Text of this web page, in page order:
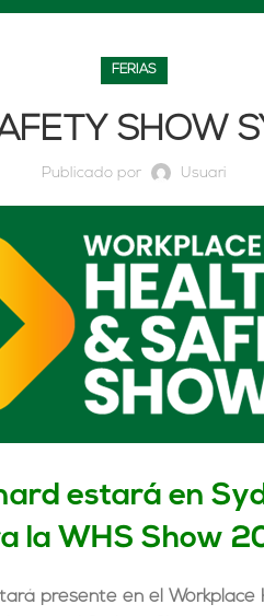
FERIAS
SHOW
Publicado por Usuari
estará en
la WHS Show
presente en el